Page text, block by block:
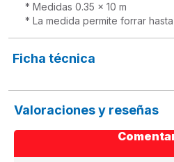
* Medidas 0.35 x 10 m
* La medida permite forrar
Ficha técnica
Valoraciones y reseñas